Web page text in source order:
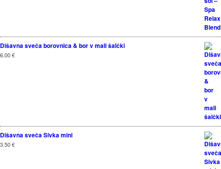
Dišavna sveča borovnica & bor v mali šalčki
6.00€
Dišavna sveča Sivka mini
3.50€